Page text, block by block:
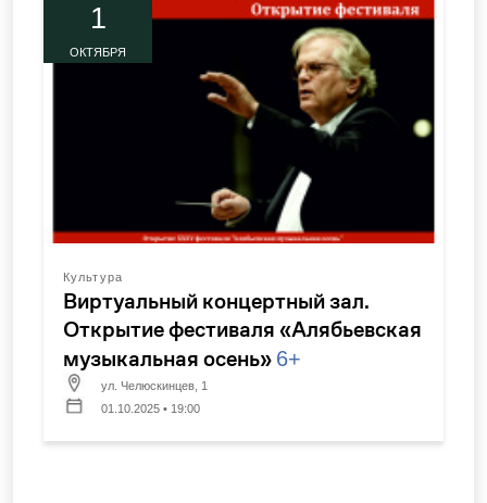
1
ОКТЯБРЯ
Культура
Виртуальный концертный зал.
Открытие фестиваля «Алябьевская
музыкальная осень» 6+
ул. Челюскинцев, 1
01.10.2025 • 19:00